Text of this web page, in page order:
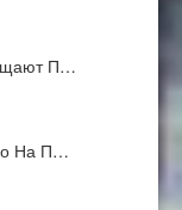
П…
На П…